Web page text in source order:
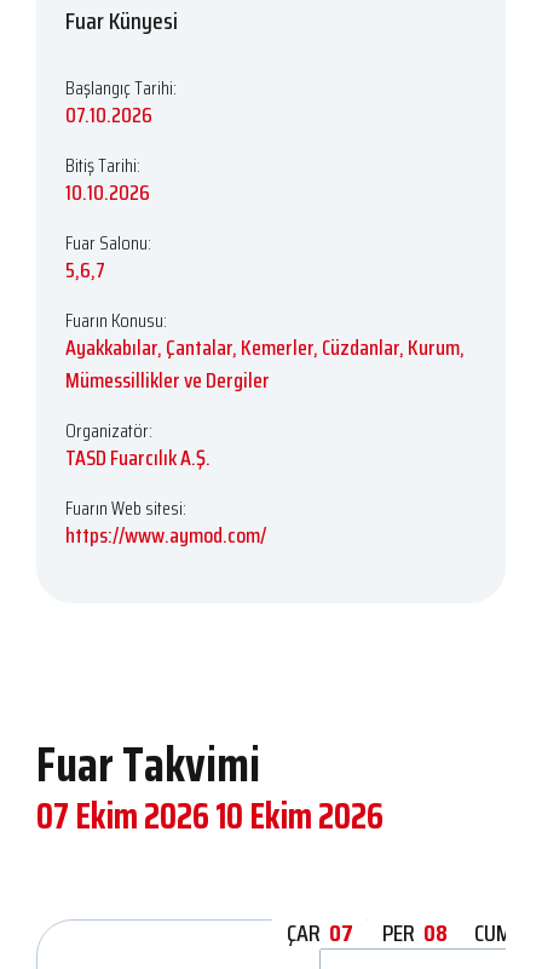
Fuar Künyesi
Başlangıç Tarihi:
07.10.2026
Bitiş Tarihi:
10.10.2026
Fuar Salonu:
5,6,7
Fuarın Konusu:
Ayakkabılar, Çantalar, Kemerler, Cüzdanlar, Kurum,
Mümessillikler ve Dergiler
Organizatör:
TASD Fuarcılık A.Ş.
Fuarın Web sitesi:
https://www.aymod.com/
Fuar Takvimi
07 Ekim 202610 Ekim 2026
ÇAR 07 PER 08 CUM